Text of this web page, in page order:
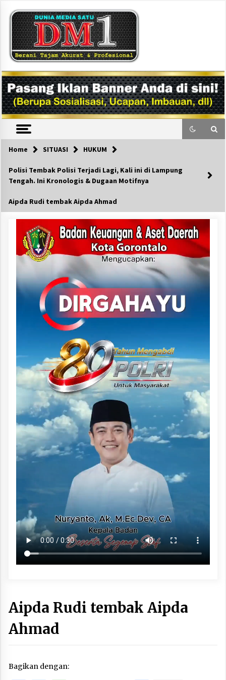
content
DM1
Home SITUASI HUKUM
Polisi Tembak Polisi Terjadi Lagi, Kali ini di Lampung
Tengah. Ini Kronologis & Dugaan Motifnya
Aipda Rudi tembak Aipda Ahmad
Aipda Rudi tembak Aipda
Ahmad
Bagikan dengan: